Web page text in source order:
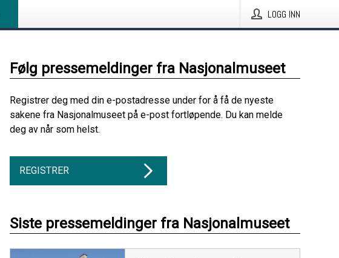
LOGG INN
Følg pressemeldinger fra Nasjonalmuseet
Registrer deg med din e-postadresse under for å få de nyeste
sakene fra Nasjonalmuseet på e-post fortløpende. Du kan melde
deg av når som helst.
REGISTRER
Siste pressemeldinger fra Nasjonalmuseet